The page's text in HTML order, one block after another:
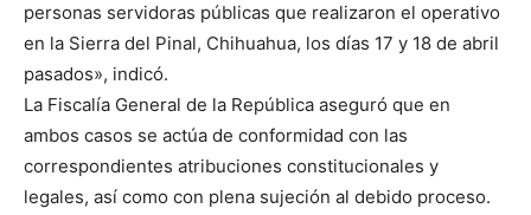
personas servidoras públicas que realizaron el operativo
en la Sierra del Pinal, Chihuahua, los días 17 y 18 de abril
pasados», indicó.
La Fiscalía General de la República aseguró que en
ambos casos se actúa de conformidad con las
correspondientes atribuciones constitucionales y
legales, así como con plena sujeción al debido proceso.